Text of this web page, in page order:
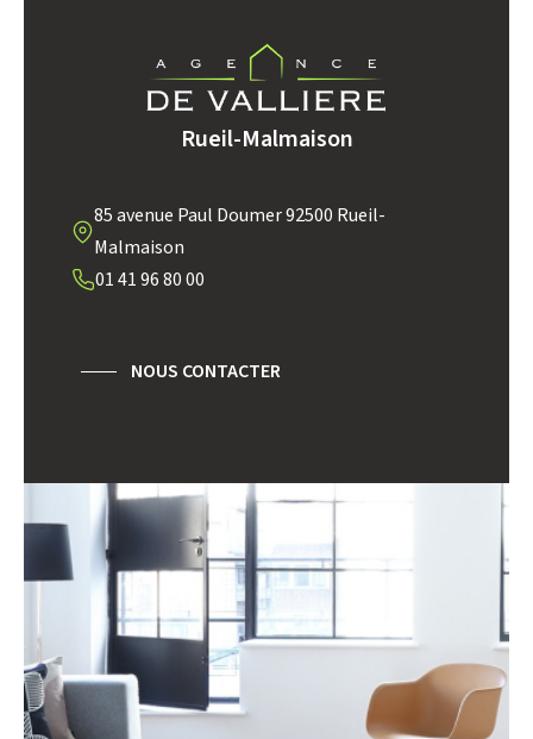
TAUX DE PROPRIÉTAIRES TAUX D'HABITATION
TAXE FONCIÈRE
PART DES MÉNAGES SANS
VOITURE
RÉSULTATS DES LYCÉES
MÉDECINS
Rueil-Malmaison
85 avenue Paul Doumer 92500 Rueil-
Malmaison
01 41 96 80 00
NOUS CONTACTER